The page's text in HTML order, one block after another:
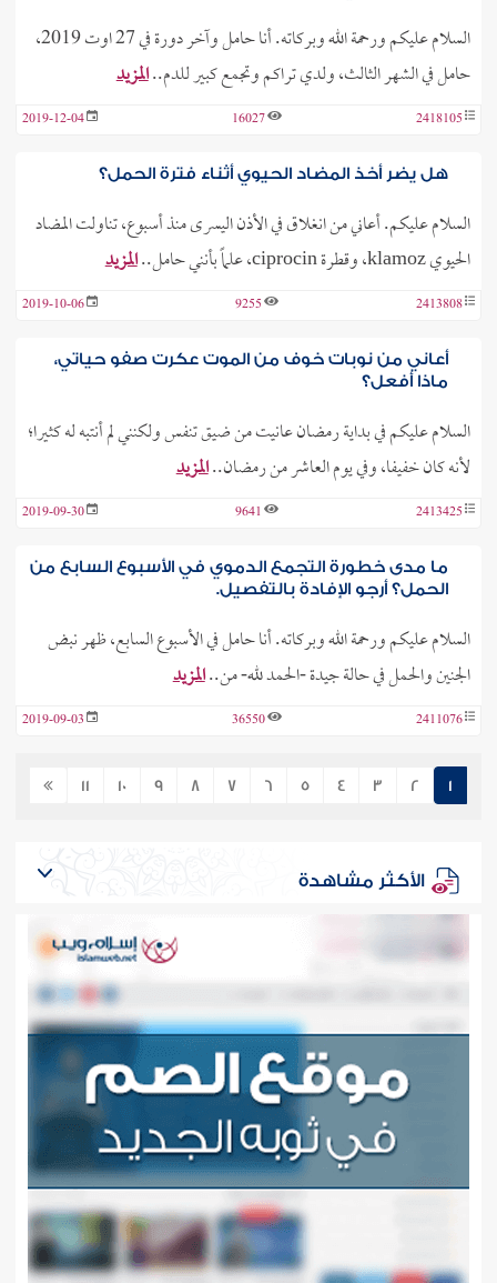
السلام عليكم ورحمة الله وبركاته. أنا حامل وآخر دورة في 27 اوت 2019،
حامل في الشهر الثالث، ولدي تراكم وتجمع كبير للدم..المزيد
2418105
16027
2019-12-04
هل يضر أخذ المضاد الحيوي أثناء فترة الحمل؟
السلام عليكم. أعاني من انغلاق في الأذن اليسرى منذ أسبوع، تناولت المضاد
الحيوي klamoz، وقطرة ciprocin، علماً بأنني حامل..
المزيد
2413808
9255
2019-10-06
أعاني من نوبات خوف من الموت عكرت صفو حياتي،
ماذا أفعل؟
السلام عليكم في بداية رمضان عانيت من ضيق تنفس ولكنني لم أنتبه له كثيرا؛
لأنه كان خفيفا، وفي يوم العاشر من رمضان..المزيد
2413425
9641
2019-09-30
ما مدى خطورة التجمع الدموي في الأسبوع السابع من
الحمل؟ أرجو الإفادة بالتفصيل.
السلام عليكم ورحمة الله وبركاته. أنا حامل في الأسبوع السابع، ظهر نبض
الجنين والحمل في حالة جيدة -الحمد لله- من..المزيد
2411076
36550
2019-09-03
1
2
3
4
5
6
7
8
9
10
11
الأكثر مشاهدة